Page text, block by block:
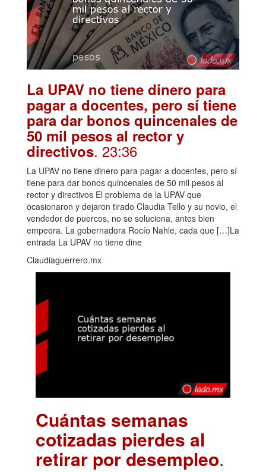
La UPAV no tiene dinero para
pagar a docentes, pero sí tiene
para dar bonos quincenales de
50 mil pesos al rector y
directivos. 23:36
La UPAV no tiene dinero para pagar a docentes, pero sí
tiene para dar bonos quincenales de 50 mil pesos al
rector y directivos El problema de la UPAV que
ocasionaron y dejaron tirado Claudia Tello y su novio, el
vendedor de puercos, no se soluciona, antes bien
empeora. La gobernadora Rocío Nahle, cada que […]La
entrada La UPAV no tiene dine
Claudiaguerrero.mx
Cuántas semanas
cotizadas pierdes al
retirar por desempleo.